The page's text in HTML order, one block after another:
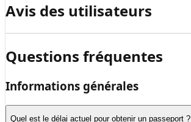
Avis des utilisateurs
Questions fréquentes
Informations générales
Quel est le délai actuel pour obtenir un passeport ?